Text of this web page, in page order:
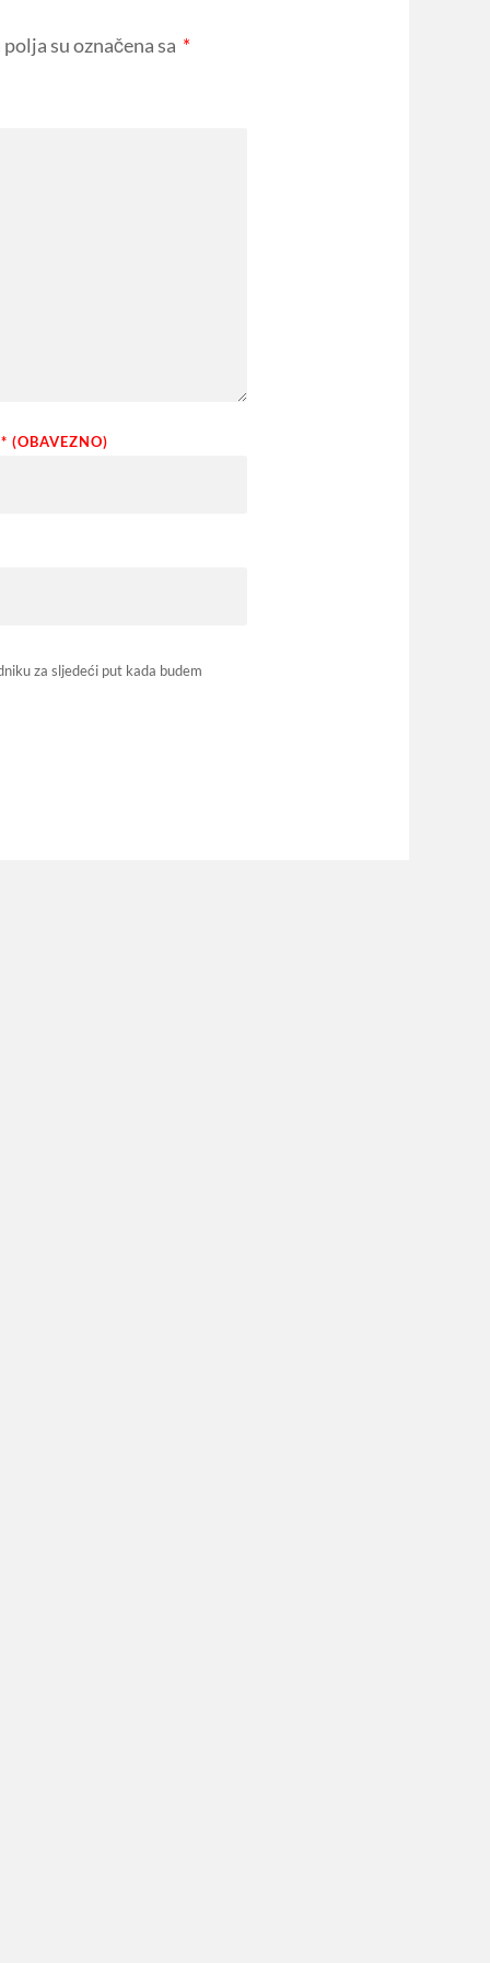
su označena sa *
* (OBAVEZNO)
za sljedeći put kada budem